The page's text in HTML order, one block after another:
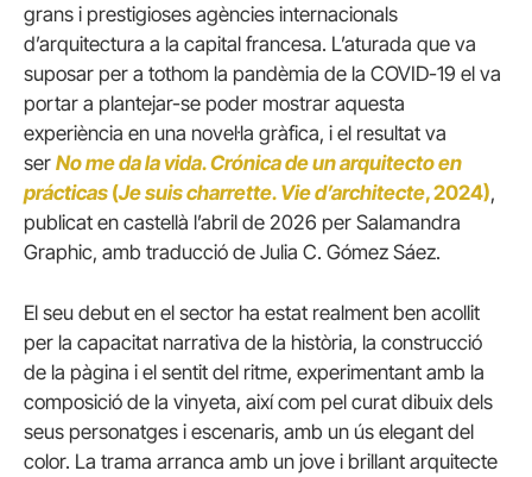
grans i prestigioses agències internacionals
d’arquitectura a la capital francesa. L’aturada que va
suposar per a tothom la pandèmia de la COVID-19 el va
portar a plantejar-se poder mostrar aquesta
experiència en una novel·la gràfica, i el resultat va
ser No me da la vida. Crónica de un arquitecto en
prácticas (Je suis charrette. Vie d’architecte, 2024),
publicat en castellà l’abril de 2026 per Salamandra
Graphic, amb traducció de Julia C. Gómez Sáez.
El seu debut en el sector ha estat realment ben acollit
per la capacitat narrativa de la història, la construcció
de la pàgina i el sentit del ritme, experimentant amb la
composició de la vinyeta, així com pel curat dibuix dels
seus personatges i escenaris, amb un ús elegant del
color. La trama arranca amb un jove i brillant arquitecte